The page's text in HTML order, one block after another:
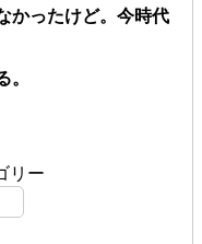
かったけど。今時代
。
リー